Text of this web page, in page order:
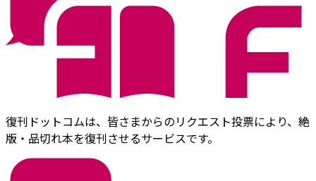
復刊ドットコムは、皆さまからのリクエスト投票により、絶
版・品切れ本を復刊させるサービスです。